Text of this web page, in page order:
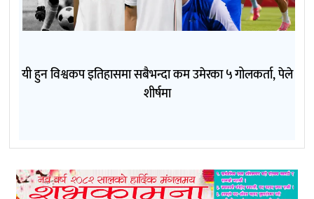
यी हुन विश्वकप इतिहासमा सबैभन्दा कम उमेरका ५ गोलकर्ता, पेले
शीर्षमा